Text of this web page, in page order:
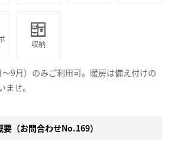
収納
9月）のみご利用可。暖房は備え付けの
せ。
要（お問合わせNo.169）